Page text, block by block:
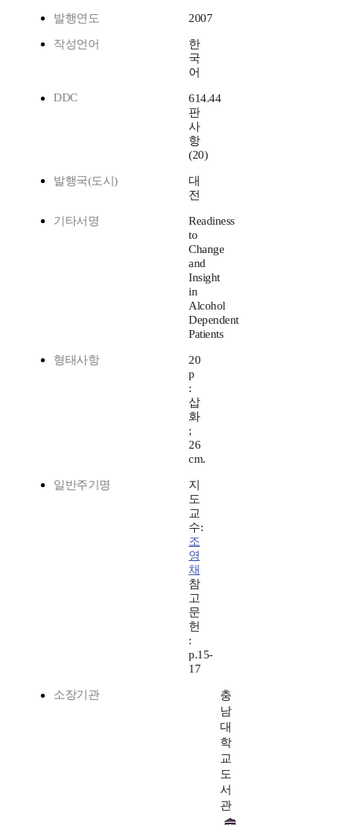
발행연도 2007
작성언어
한
국
어
DDC
614.44
판
사
항
(20)
발행국(도시)
대
전
기타서명
Readiness
to
Change
and
Insight
in
Alcohol
Dependent
Patients
형태사항
20
p
:
삽
화
;
26
cm.
일반주기명
지
도
교
수:
조
영
채
참
고
문
헌
:
p.15-
17
소장기관
충
남
대
학
교
도
서
관